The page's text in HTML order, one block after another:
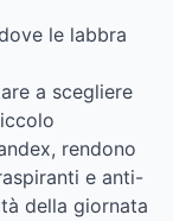
le labbra
a scegliere
rendono
e anti-
della giornata